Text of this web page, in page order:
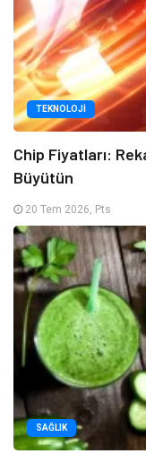
TEKNOLOJI
Chip Fiyatları:
Büyütün
20 Tem 2026, Pts
SAĞLIK